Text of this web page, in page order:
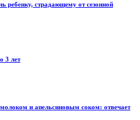
ребенку, страдающему от сезонной
3 лет
и апельсиновым соком: отвечает